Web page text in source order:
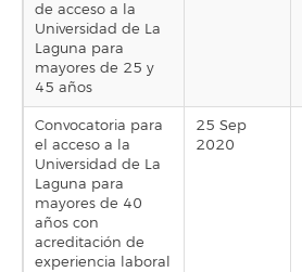
de acceso a la
Universidad de La
Laguna para
mayores de 25 y
45 años
Convocatoria para
el acceso a la
Universidad de La
Laguna para
mayores de 40
años con
acreditación de
experiencia laboral
25 Sep
2020